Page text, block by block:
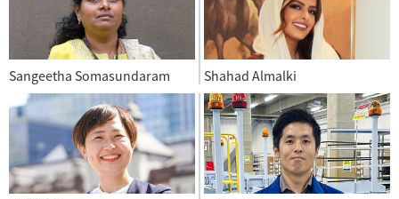
Sangeetha Somasundaram Shahad Almalki